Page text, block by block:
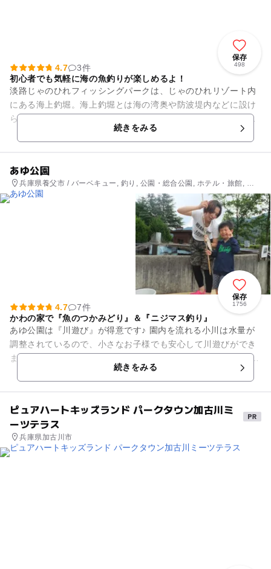
保存
498
4.7
3件
初心者でも気軽に海の魚釣りが楽しめるよ！
淡路じゃのひれフィッシングパークは、じゃのひれリゾート内
にある海上釣堀。海上釣堀とは海の湾奥や防波堤内などに設け
られた釣堀のことで、その構造の安全性からも子供連れのお出
かけにぴったりのスポットと...続きをみる
あゆ公園
兵庫県養父市 / バーベキュー, 釣り, 公園・総合公園, ホテル・旅館, 自
然体験・アクティビティ
保存
1756
4.7
7件
かわの家で『魚のつかみどり』＆『ニジマス釣り』
あゆ公園は『川遊び』が得意です♪ 園内を流れる小川は水量が
調整されているので、小さなお子様でも安心して川遊びができ
ます。 ザリガニや沢ガニ、小魚もたくさん生息しています。
続きをみる
ピュアハートキッズランド パークタウン加古川ミ
ーツテラス
兵庫県加古川市